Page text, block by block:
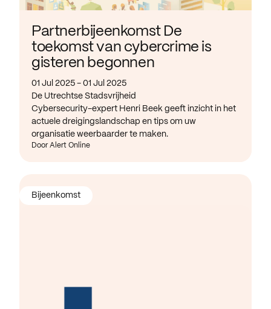
Partnerbijeenkomst De
toekomst van cybercrime is
gisteren begonnen
01 Jul 2025 - 01 Jul 2025
De Utrechtse Stadsvrijheid
Cybersecurity-expert Henri Beek geeft inzicht in het
actuele dreigingslandschap en tips om uw
organisatie weerbaarder te maken.
Door Alert Online
Bijeenkomst